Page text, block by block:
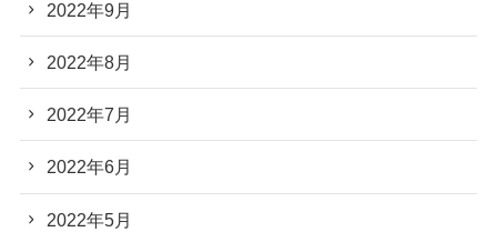
2022年9月
2022年8月
2022年7月
2022年6月
2022年5月